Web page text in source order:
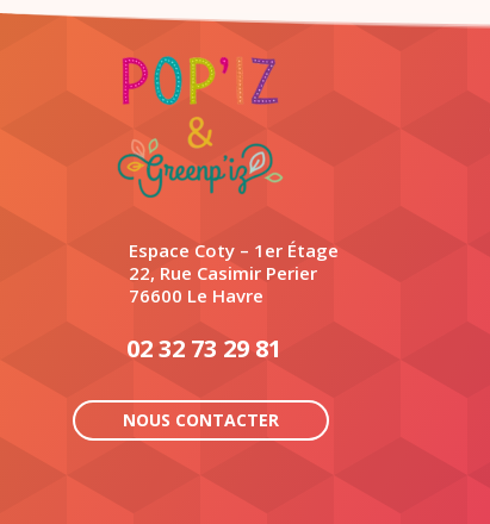
Espace Coty – 1er Étage
22, Rue Casimir Perier
76600 Le Havre
02 32 73 29 81
NOUS CONTACTER